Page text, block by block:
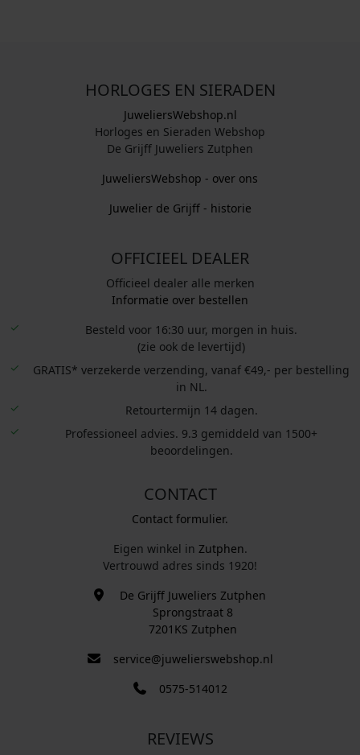
HORLOGES EN SIERADEN
JuweliersWebshop.nl
Horloges en Sieraden Webshop
De Grijff Juweliers Zutphen
JuweliersWebshop - over ons
Juwelier de Grijff - historie
OFFICIEEL DEALER
Officieel dealer alle merken
Informatie over bestellen
Besteld voor 16:30 uur, morgen in huis.
(zie ook de levertijd)
GRATIS* verzekerde verzending, vanaf €49,- per bestelling
in NL.
Retourtermijn 14 dagen.
Professioneel advies. 9.3 gemiddeld van 1500+
beoordelingen.
CONTACT
Contact formulier.
Eigen winkel in Zutphen.
Vertrouwd adres sinds 1920!
De Grijff Juweliers Zutphen
Sprongstraat 8
7201KS Zutphen
service@juwelierswebshop.nl
0575-514012
REVIEWS